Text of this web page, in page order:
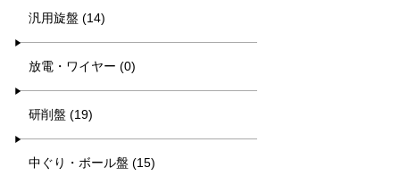
汎用旋盤 (14)
放電・ワイヤー (0)
研削盤 (19)
中ぐり・ボール盤 (15)